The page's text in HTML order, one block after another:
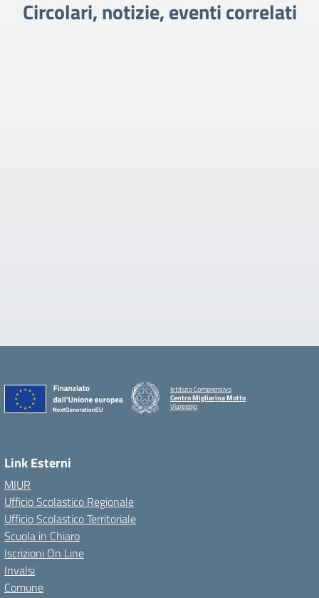
Circolari, notizie, eventi correlati
Istituto Comprensivo
Centro Migliarina Motto
Viareggio
Link Esterni
MIUR
Ufficio Scolastico Regionale
Ufficio Scolastico Territoriale
Scuola in Chiaro
Iscrizioni On Line
Invalsi
Comune